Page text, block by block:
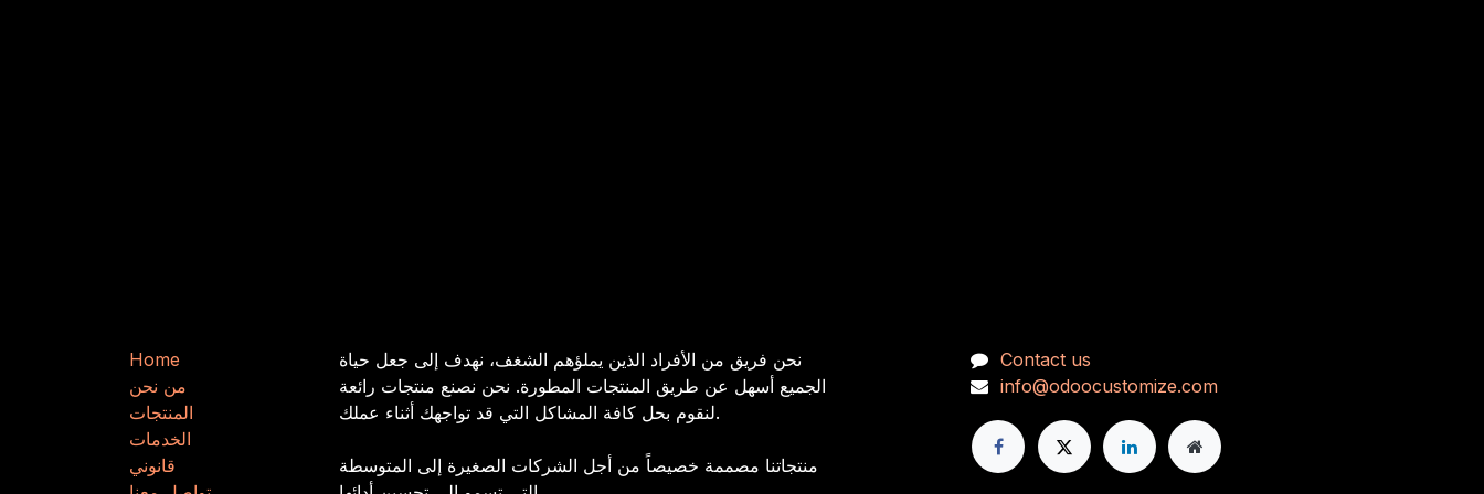
H​​ome
من نحن
المنتجات
الخدمات
قانوني
نحن فريق من الأفراد الذين يملؤهم الشغف، نهدف إلى جعل حياة
الجميع أسهل عن طريق المنتجات المطورة. نحن نصنع منتجات رائعة
لنقوم بحل كافة المشاكل التي قد تواجهك أثناء عملك.
منتجاتنا مصممة خصيصاً من أجل الشركات الصغيرة إلى المتوسطة
Contact us
info@odoocustomize.com